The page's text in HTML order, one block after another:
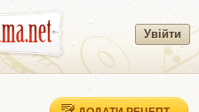
Увійти